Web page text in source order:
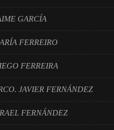
GARCÍA
FERREIRO
FERREIRA
JAVIER
FERNÁNDEZ